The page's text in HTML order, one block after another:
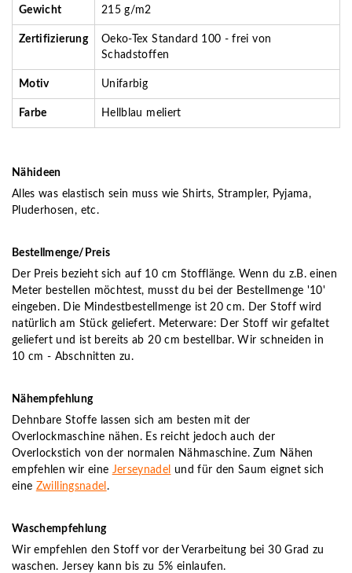
Gewicht 215 g/m2
Zertifizierung
Oeko-Tex Standard 100 - frei von
Schadstoffen
Motiv Unifarbig
Farbe Hellblau meliert
Nähideen
Alles was elastisch sein muss wie Shirts, Strampler, Pyjama,
Pluderhosen, etc.
Bestellmenge/Preis
Der Preis bezieht sich auf 10 cm Stofflänge. Wenn du z.B. einen
Meter bestellen möchtest, musst du bei der Bestellmenge '10'
eingeben. Die Mindestbestellmenge ist 20 cm. Der Stoff wird
natürlich am Stück geliefert. Meterware: Der Stoff wir gefaltet
geliefert und ist bereits ab 20 cm bestellbar. Wir schneiden in
10 cm - Abschnitten zu.
Nähempfehlung
Dehnbare Stoffe lassen sich am besten mit der
Overlockmaschine nähen. Es reicht jedoch auch der
Overlockstich von der normalen Nähmaschine. Zum Nähen
empfehlen wir eine Jerseynadel
und für den Saum eignet sich
eine Zwillingsnadel .
Waschempfehlung
Wir empfehlen den Stoff vor der Verarbeitung bei 30 Grad zu
waschen. Jersey kann bis zu 5% einlaufen.